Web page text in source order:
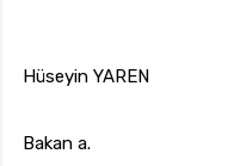
Hüseyin YAREN
Bakan a.